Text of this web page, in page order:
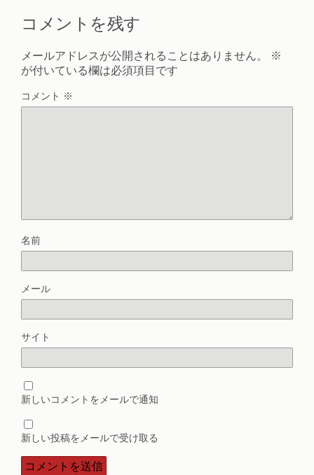
コメントを残す
メールアドレスが公開されることはありません。
※
が付いている欄は必須項目です
コメント ※
名前
メール
サイト
新しいコメントをメールで通知
新しい投稿をメールで受け取る